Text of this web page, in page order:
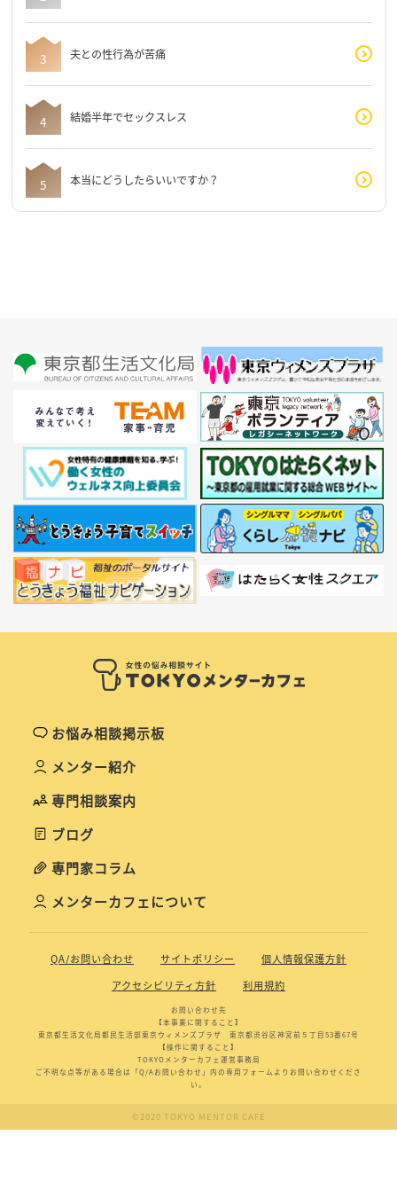
夫との性行為が苦痛
結婚半年でセックスレス
本当にどうしたらいいですか？
お悩み相談掲示板
メンター紹介
専門相談案内
ブログ
専門家コラム
メンターカフェについて
QA/お問い合わせ サイトポリシー
個人情報保護方針
アクセシビリティ方針
利用規約
お問い合わせ先
【本事業に関すること】
東京都生活文化局都民生活部東京ウィメンズプラザ 東京都渋谷区神宮前５丁目53番67号
【操作に関すること】
TOKYOメンターカフェ運営事務局
ご不明な点等がある場合は「Q/Aお問い合わせ」内の専用フォームよりお問い合わせくださ
い。
©2020 TOKYO MENTOR CAFE